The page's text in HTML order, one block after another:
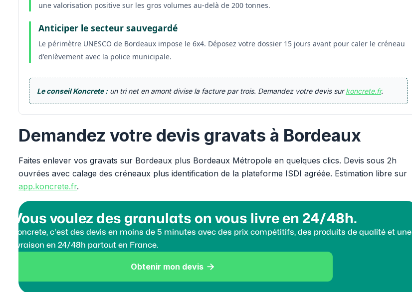
une valorisation positive sur les gros volumes au-delà de 200 tonnes.
Anticiper le secteur sauvegardé
Le périmètre UNESCO de Bordeaux impose le 6x4. Déposez votre dossier 15 jours avant pour caler le créneau
d'enlèvement avec la police municipale.
Le conseil Koncrete : un tri net en amont divise la facture par trois. Demandez votre devis surkoncrete.fr.
Demandez votre devis gravats à Bordeaux
Faites enlever vos gravats sur Bordeaux plus Bordeaux Métropole en quelques clics. Devis sous 2h
ouvrées avec calage des créneaux plus identification de la plateforme ISDI agréée. Estimation libre sur
app.koncrete.fr.
Vous voulez des granulats on vous livre en 24/48h.
Koncrete, c'est des devis en moins de 5 minutes avec des prix compétitifs, des produits de qualité et une
livraison en 24/48h partout en France.
Obtenir mon devis 